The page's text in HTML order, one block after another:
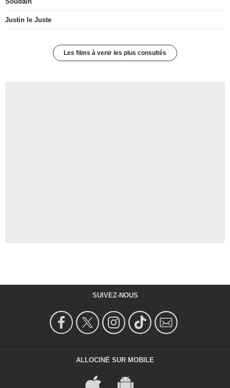
Justin le Juste
Les films à venir les plus consultés
SUIVEZ-NOUS
ALLOCINÉ SUR MOBILE